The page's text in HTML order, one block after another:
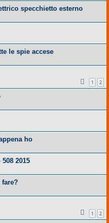
specchietto esterno
le spie accese
1 2
ho
2015
fare?
1 2